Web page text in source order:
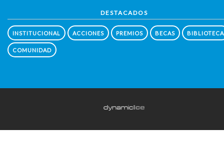
DESTACADOS
INSTITUCIONAL ACCIONES PREMIOS BECAS BIBLIOTECA
COMUNIDAD